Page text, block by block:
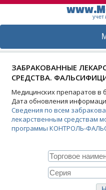
учет
ЗАБРАКОВАННЫЕ
СРЕДСТВА.
Медицинских препаратов в
Дата обновления
Сведения по всем
лекарственным средствам
программы КОНТРОЛЬ-